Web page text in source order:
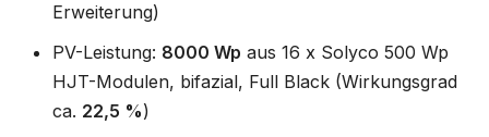
Erweiterung)
PV-Leistung: 8000 Wp aus 16 x Solyco 500 Wp
HJT-Modulen, bifazial, Full Black (Wirkungsgrad
ca. 22,5 %)